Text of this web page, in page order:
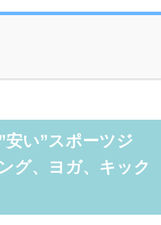
い”スポーツジ
グ、ヨガ、キック